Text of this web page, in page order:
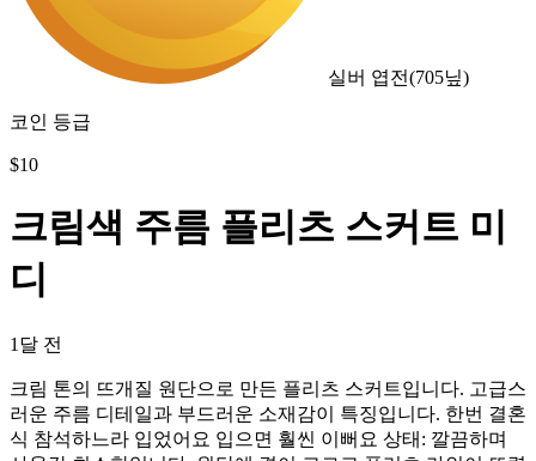
실버 엽전(705닢)
코인 등급
$10
크림색 주름 플리츠 스커트 미
디
1달 전
크림 톤의 뜨개질 원단으로 만든 플리츠 스커트입니다. 고급스
러운 주름 디테일과 부드러운 소재감이 특징입니다. 한번 결혼
식 참석하느라 입었어요 입으면 훨씬 이뻐요 상태: 깔끔하며